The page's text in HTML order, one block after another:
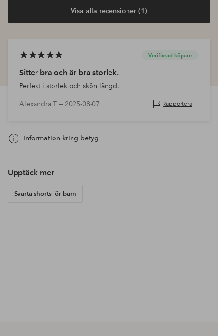
Visa alla recensioner (1)
Verifierad köpare
Sitter bra och är bra storlek.
Perfekt i storlek och skön längd.
Alexandra T — 2025-08-07 Rapportera
Information kring betyg
Upptäck mer
Svarta shorts för barn